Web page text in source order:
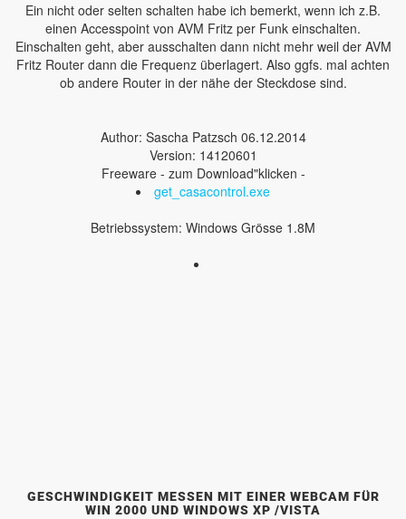
Ein nicht oder selten schalten habe ich bemerkt, wenn ich z.B.
einen Accesspoint von AVM Fritz per Funk einschalten.
Einschalten geht, aber ausschalten dann nicht mehr weil der AVM
Fritz Router dann die Frequenz überlagert. Also ggfs. mal achten
ob andere Router in der nähe der Steckdose sind.
Author: Sascha Patzsch 06.12.2014
Version: 14120601
Freeware - zum Download"klicken -
get_casacontrol.exe
Betriebssystem: Windows Grösse 1.8M
GESCHWINDIGKEIT MESSEN MIT EINER WEBCAM FÜR
WIN 2000 UND WINDOWS XP /VISTA